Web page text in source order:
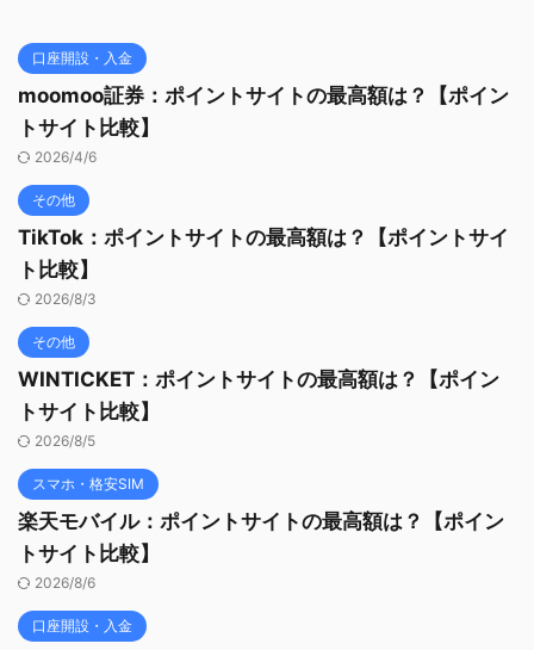
口座開設・入金
moomoo証券：ポイントサイトの最高額は？【ポイン
トサイト比較】
2026/4/6
その他
TikTok：ポイントサイトの最高額は？【ポイントサイ
ト比較】
2026/8/3
その他
WINTICKET：ポイントサイトの最高額は？【ポイン
トサイト比較】
2026/8/5
スマホ・格安SIM
楽天モバイル：ポイントサイトの最高額は？【ポイン
トサイト比較】
2026/8/6
口座開設・入金